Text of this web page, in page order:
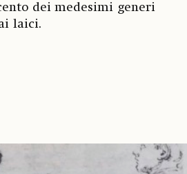
dei medesimi generi
laici.